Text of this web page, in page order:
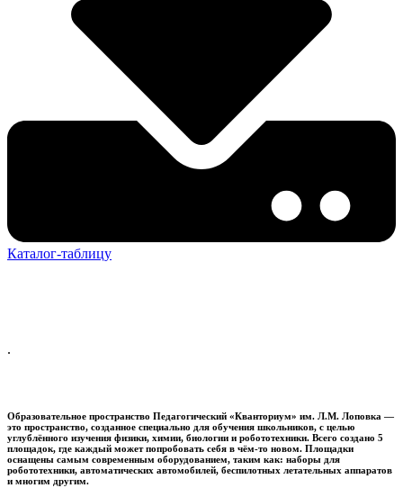
Каталог-таблицу
.
Образовательное пространство Педагогический «Кванториум» им. Л.М. Лоповка —
это пространство, созданное специально для обучения школьников, с целью
углублённого изучения физики, химии, биологии и робототехники. Всего создано 5
площадок, где каждый может попробовать себя в чём-то новом. Площадки
оснащены самым современным оборудованием, таким как: наборы для
робототехники, автоматических автомобилей, беспилотных летательных аппаратов
и многим другим.